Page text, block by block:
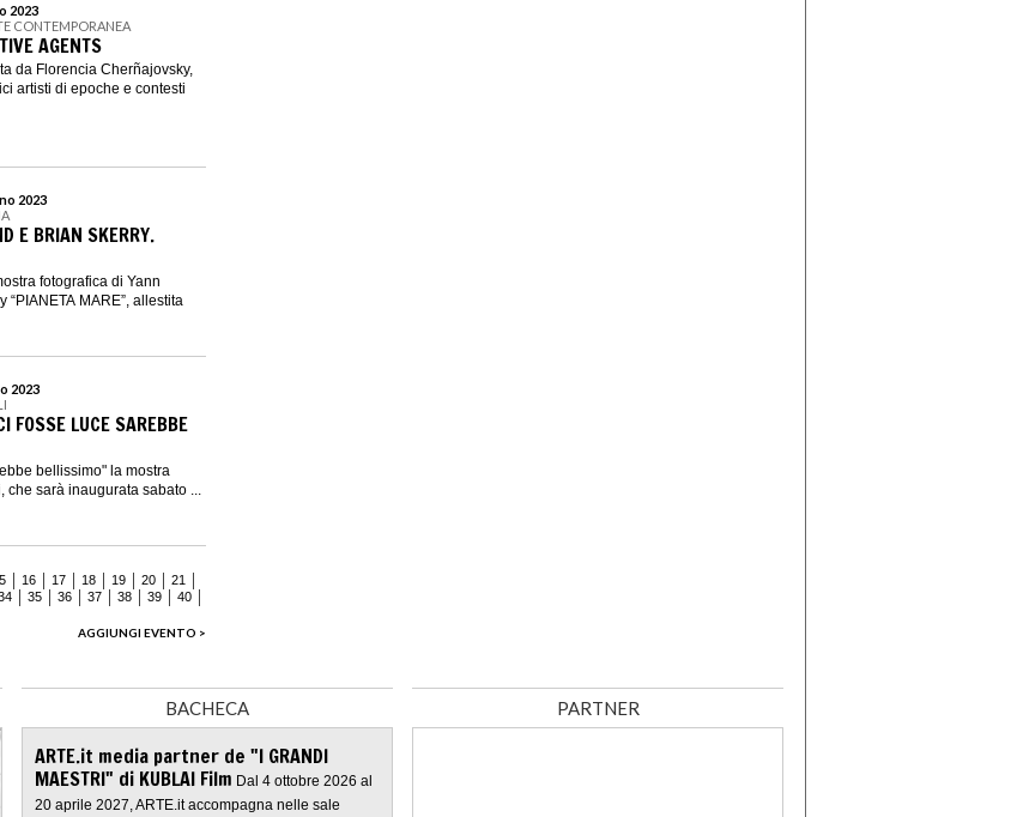
2023
CONTEMPORANEA
AGENTS
da Florencia Cherñajovsky,
artisti di epoche e contesti
2023
E BRIAN SKERRY.
fotografica di Yann
MARE”, allestita
2023
FOSSE LUCE SAREBBE
bellissimo" la mostra
sarà inaugurata sabato ...
16 17 18 19 20
21
35 36 37 38 39
40
AGGIUNGI EVENTO >
BACHECA
ARTE.it media partner de "I GRANDI
MAESTRI" di KUBLAI Film Dal 4 ottobre 2026 al
20 aprile 2027, ARTE.it accompagna nelle sale
PARTNER